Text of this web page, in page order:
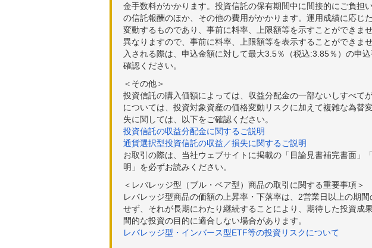
金手数料がかかります。投資信託の保有期間中に間接的にご負
の信託報酬のほか、その他の費用がかかります。運用成績に応じ
変動するものであり、事前に料率、上限額等を示すことができま
異なりますので、事前に料率、上限額等を表示することができま
入される際は、申込金額に対して最大3.5％（税込:3.85％）の申
確認ください。
＜その他＞
投資信託の購入価額によっては、収益分配金の一部ないしすべ
については、投資対象資産の価格変動リスクに加えて複雑な為
失に関しては、以下をご確認ください。
投資信託の収益分配金に関するご説明
通貨選択型投資信託の収益／損失に関するご説明
お取引の際は、当社ウェブサイトに掲載の「目論見書補完書面
明」を必ずお読みください。
＜レバレッジ型（ブル・ベア型）商品の取引に関する重要事項＞
レバレッジ型商品の価額の上昇率・下落率は、2営業日以上の期
せず、それが長期にわたり継続することにより、期待した投資成
間的な投資の目的に適合しない場合があります。
レバレッジ型・インバース型ETF等の投資リスクについて